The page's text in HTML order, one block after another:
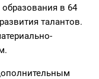
в 64
талантов.